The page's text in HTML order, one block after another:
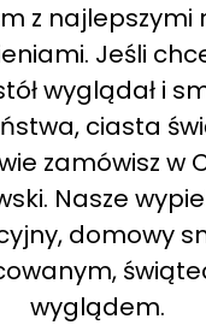
z najlepszymi
Jeśli
wyglądał i
ciasta
zamówisz w
Nasze
domowy
wyglądem.